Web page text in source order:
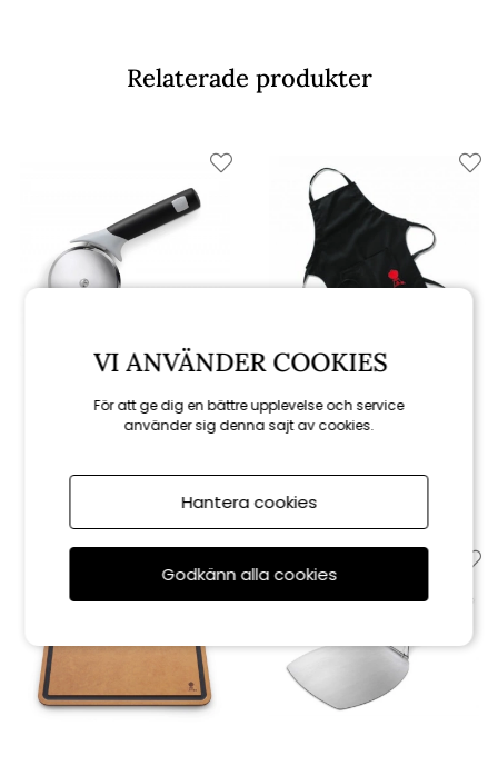
Relaterade produkter
Pizzaskärare
399 kr
Förkläde - black
329 kr
VI ANVÄNDER COOKIES
För att ge dig en bättre upplevelse och service
använder sig denna sajt av cookies.
Hantera cookies
Godkänn alla cookies